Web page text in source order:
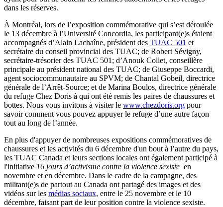
dans les réserves.
À Montréal, lors de l’exposition commémorative qui s’est déroulée
le 13 décembre à l’Université Concordia, les participant(e)s étaient
accompagnés d’Alain Lachaîne, président des TUAC 501 et
secrétaire du conseil provincial des TUAC; de Robert Sévigny,
secrétaire-trésorier des TUAC 501; d’Anouk Collet, conseillère
principale au président national des TUAC; de Giuseppe Boccardi,
agent sociocommunautaire au SPVM; de Chantal Gobeil, directrice
générale de l’Arrêt-Source; et de Marina Boulos, directrice générale
du refuge Chez Doris à qui ont été remis les paires de chaussures et
bottes. Nous vous invitons à visiter le www.chezdoris.org pour
savoir comment vous pouvez appuyer le refuge d’une autre façon
tout au long de l’année.
En plus d'appuyer de nombreuses expositions commémoratives de
chaussures et les activités du 6 décembre d'un bout à l’autre du pays,
les TUAC Canada et leurs sections locales ont également participé à
l'initiative 16 jours d’activisme contre la violence sexiste en
novembre et en décembre. Dans le cadre de la campagne, des
militant(e)s de partout au Canada ont partagé des images et des
vidéos sur les médias sociaux, entre le 25 novembre et le 10
décembre, faisant part de leur position contre la violence sexiste.